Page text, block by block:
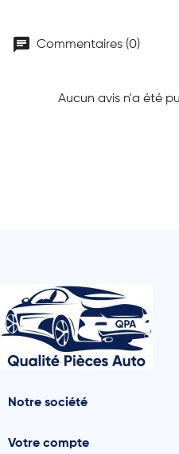
chat Commentaires (0)
Aucun avis n'a été
Notre société
Votre compte